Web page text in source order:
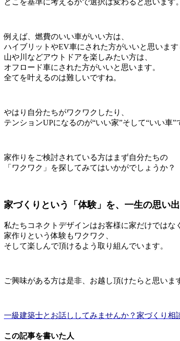
例えば、燃費のいい車がいい方は、
ハイブリットやEV車にされた方がいいと思います
山や川などアウトドアを楽しみたい方は、
オフロード車にされた方がいいと思います。
全てを叶えるのは難しいですね。
やはり自分たちがワクワクしたり、
テンションUPになるのが“いい家”そして“いい車”
家作りをご検討されている方はまず自分たちの
「ワクワク」を探してみてはいかがでしょうか？
家づくりという「体験」を、一生の思い出
私たちコネクトデザインはお客様に家だけではな
家作りという体験もワクワク、
そして楽しんで頂けるよう取り組んでいます。
ご興味がある方は是非、お越し頂けたらと思いま
一級建築士とお話ししてみませんか？家づくり相
この記事を書いた人